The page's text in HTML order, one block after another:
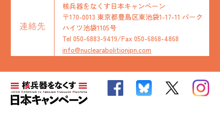
連絡先
核兵器をなくす日本キャンペーン
〒170-0013 東京都豊島区東池袋1-17-11 パーク
ハイツ池袋1105号
Tel 050-6883-9419/Fax 050-6868-4868
info@nuclearabolitionjpn.com